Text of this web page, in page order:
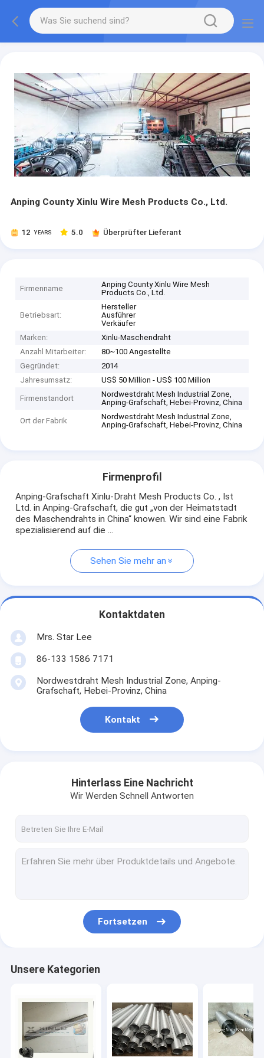
Anping County Xinlu Wire Mesh Products Co., Ltd.
12 YEARS 5.0 Überprüfter Lieferant
Firmenname
Anping County Xinlu Wire Mesh
Products Co., Ltd.
Betriebsart:
Hersteller
Ausführer
Verkäufer
Marken:
Xinlu-Maschendraht
Anzahl Mitarbeiter:
80~100 Angestellte
Gegründet:
2014
Jahresumsatz:
US$ 50 Million - US$ 100 Million
Firmenstandort
Nordwestdraht Mesh Industrial Zone,
Anping-Grafschaft, Hebei-Provinz, China
Ort der Fabrik
Nordwestdraht Mesh Industrial Zone,
Anping-Grafschaft, Hebei-Provinz, China
Firmenprofil
Anping-Grafschaft Xinlu-Draht Mesh Products Co. , Ist
Ltd. in Anping-Grafschaft, die gut „von der Heimatstadt
des Maschendrahts in China“ knowen. Wir sind eine Fabrik
spezialisierend auf die ...
Sehen Sie mehr an
Kontaktdaten
Mrs. Star Lee
86-133 1586 7171
Nordwestdraht Mesh Industrial Zone, Anping-
Grafschaft, Hebei-Provinz, China
Kontakt
Hinterlass Eine Nachricht
Wir Werden Schnell Antworten
Fortsetzen
Unsere Kategorien